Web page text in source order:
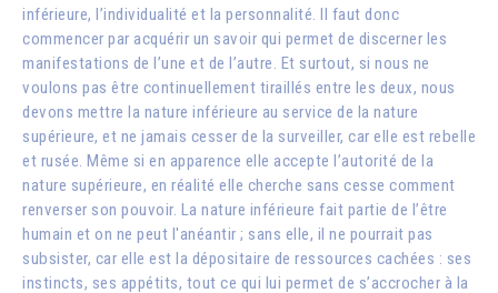
inférieure, l’individualité et la personnalité. Il faut donc
commencer par acquérir un savoir qui permet de discerner les
manifestations de l’une et de l’autre. Et surtout, si nous ne
voulons pas être continuellement tiraillés entre les deux, nous
devons mettre la nature inférieure au service de la nature
supérieure, et ne jamais cesser de la surveiller, car elle est rebelle
et rusée. Même si en apparence elle accepte l’autorité de la
nature supérieure, en réalité elle cherche sans cesse comment
renverser son pouvoir. La nature inférieure fait partie de l’être
humain et on ne peut l'anéantir ; sans elle, il ne pourrait pas
subsister, car elle est la dépositaire de ressources cachées : ses
instincts, ses appétits, tout ce qui lui permet de s’accrocher à la